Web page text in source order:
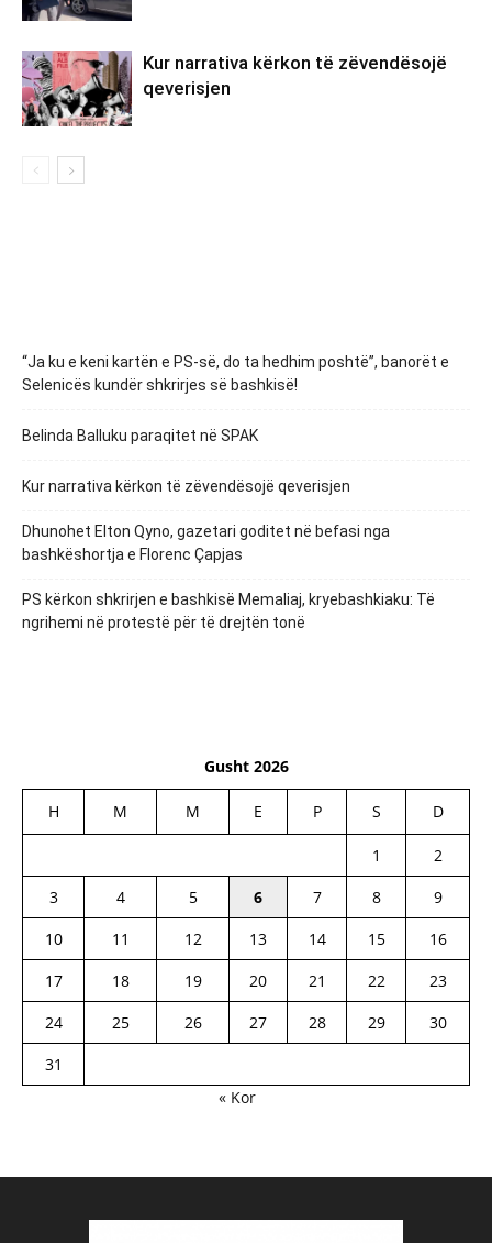
Kur narrativa kërkon të zëvendësojë
qeverisjen
“Ja ku e keni kartën e PS-së, do ta hedhim poshtë”, banorët e
Selenicës kundër shkrirjes së bashkisë!
Belinda Balluku paraqitet në SPAK
Kur narrativa kërkon të zëvendësojë qeverisjen
Dhunohet Elton Qyno, gazetari goditet në befasi nga
bashkëshortja e Florenc Çapjas
PS kërkon shkrirjen e bashkisë Memaliaj, kryebashkiaku: Të
ngrihemi në protestë për të drejtën tonë
Gusht 2026
H M M E P S D
1
2
3
4 5 6 7 8
9
10
11 12 13 14 15
16
17
18 19 20 21 22
23
24
25 26 27 28 29
30
31
« Kor